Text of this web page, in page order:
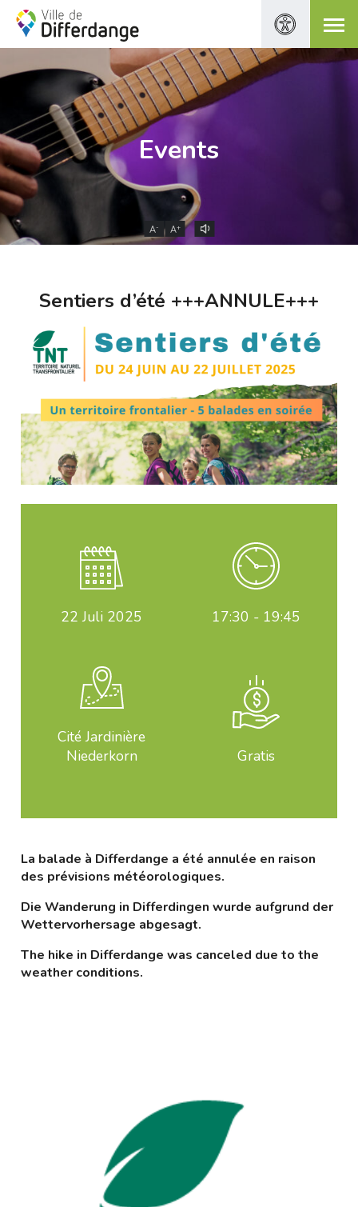
Events
A- A+
Sentiers d’été +++ANNULE+++
22 Juli 2025 17:30 - 19:45
Cité Jardinière
Niederkorn
Gratis
La balade à Differdange a été annulée en raison
des prévisions météorologiques.
Die Wanderung in Differdingen wurde aufgrund der
Wettervorhersage abgesagt.
The hike in Differdange was canceled due to the
weather conditions.